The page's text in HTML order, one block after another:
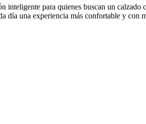
inteligente para quienes buscan un
día una experiencia más confortable y con